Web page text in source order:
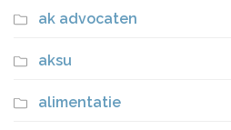
ak advocaten
aksu
alimentatie